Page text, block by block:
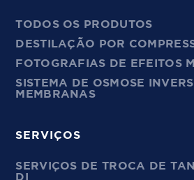
TODOS OS PRODUTOS
DESTILAÇÃO POR
FOTOGRAFIAS DE EFEITOS
SISTEMA DE OSMOSE
MEMBRANAS
SERVIÇOS
SERVIÇOS DE TROCA DE
DI